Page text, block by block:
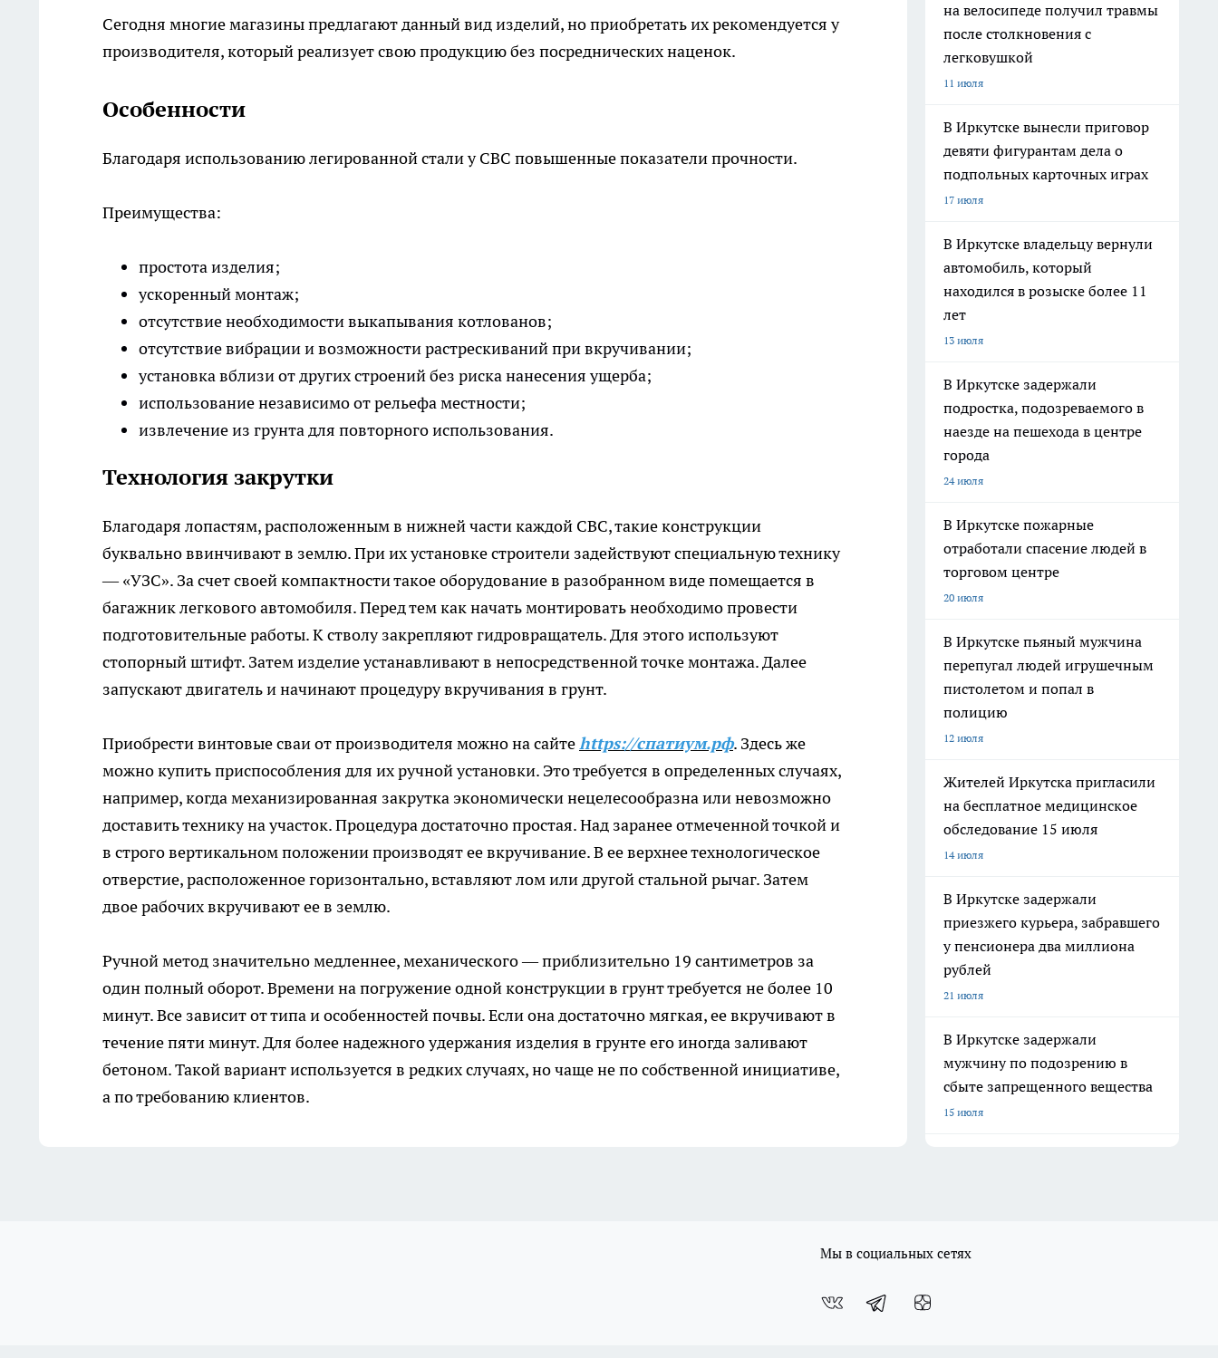
Сегодня многие магазины предлагают данный вид изделий, но приобретать их рекомендуется у
производителя, который реализует свою продукцию без посреднических наценок.
Особенности
Благодаря использованию легированной стали у СВС повышенные показатели прочности.
Преимущества:
простота изделия;
ускоренный монтаж;
отсутствие необходимости выкапывания котлованов;
отсутствие вибрации и возможности растрескиваний при вкручивании;
установка вблизи от других строений без риска нанесения ущерба;
использование независимо от рельефа местности;
извлечение из грунта для повторного использования.
Технология закрутки
Благодаря лопастям, расположенным в нижней части каждой СВС, такие конструкции
буквально ввинчивают в землю. При их установке строители задействуют специальную технику
— «УЗС». За счет своей компактности такое оборудование в разобранном виде помещается в
багажник легкового автомобиля. Перед тем как начать монтировать необходимо провести
подготовительные работы. К стволу закрепляют гидровращатель. Для этого используют
стопорный штифт. Затем изделие устанавливают в непосредственной точке монтажа. Далее
запускают двигатель и начинают процедуру вкручивания в грунт.
Приобрести винтовые сваи от производителя можно на сайтеhttps://спатиум.рф. Здесь же
можно купить приспособления для их ручной установки. Это требуется в определенных случаях,
например, когда механизированная закрутка экономически нецелесообразна или невозможно
доставить технику на участок. Процедура достаточно простая. Над заранее отмеченной точкой и
в строго вертикальном положении производят ее вкручивание. В ее верхнее технологическое
отверстие, расположенное горизонтально, вставляют лом или другой стальной рычаг. Затем
двое рабочих вкручивают ее в землю.
Ручной метод значительно медленнее, механического — приблизительно 19 сантиметров за
один полный оборот. Времени на погружение одной конструкции в грунт требуется не более 10
минут. Все зависит от типа и особенностей почвы. Если она достаточно мягкая, ее вкручивают в
течение пяти минут. Для более надежного удержания изделия в грунте его иногда заливают
бетоном. Такой вариант используется в редких случаях, но чаще не по собственной инициативе,
а по требованию клиентов.
на велосипеде получил травмы
после столкновения с
легковушкой
11 июля
В Иркутске вынесли приговор
девяти фигурантам дела о
подпольных карточных играх
17 июля
В Иркутске владельцу вернули
автомобиль, который
находился в розыске более 11
лет
13 июля
В Иркутске задержали
подростка, подозреваемого в
наезде на пешехода в центре
города
24 июля
В Иркутске пожарные
отработали спасение людей в
торговом центре
20 июля
В Иркутске пьяный мужчина
перепугал людей игрушечным
пистолетом и попал в
полицию
12 июля
Жителей Иркутска пригласили
на бесплатное медицинское
обследование 15 июля
14 июля
В Иркутске задержали
приезжего курьера, забравшего
у пенсионера два миллиона
рублей
21 июля
В Иркутске задержали
мужчину по подозрению в
сбыте запрещенного вещества
15 июля
Мы в социальных сетях